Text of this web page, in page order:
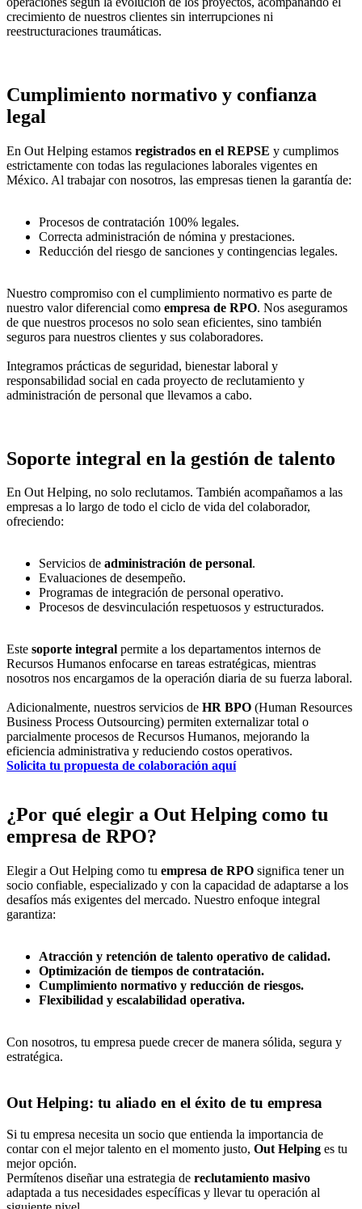
crecimiento de nuestros clientes sin interrupciones ni
reestructuraciones traumáticas.
Cumplimiento normativo y confianza
legal
En Out Helping estamos registrados en el REPSE y cumplimos
estrictamente con todas las regulaciones laborales vigentes en
México. Al trabajar con nosotros, las empresas tienen la garantía de:
Procesos de contratación 100% legales.
Correcta administración de nómina y prestaciones.
Reducción del riesgo de sanciones y contingencias legales.
Nuestro compromiso con el cumplimiento normativo es parte de
nuestro valor diferencial como empresa de RPO. Nos aseguramos
de que nuestros procesos no solo sean eficientes, sino también
seguros para nuestros clientes y sus colaboradores.
Integramos prácticas de seguridad, bienestar laboral y
responsabilidad social en cada proyecto de reclutamiento y
administración de personal que llevamos a cabo.
Soporte integral en la gestión de talento
En Out Helping, no solo reclutamos. También acompañamos a las
empresas a lo largo de todo el ciclo de vida del colaborador,
ofreciendo:
Servicios de administración de personal.
Evaluaciones de desempeño.
Programas de integración de personal operativo.
Procesos de desvinculación respetuosos y estructurados.
Este soporte integral permite a los departamentos internos de
Recursos Humanos enfocarse en tareas estratégicas, mientras
nosotros nos encargamos de la operación diaria de su fuerza laboral.
Adicionalmente, nuestros servicios de HR BPO (Human Resources
Business Process Outsourcing) permiten externalizar total o
parcialmente procesos de Recursos Humanos, mejorando la
eficiencia administrativa y reduciendo costos operativos.
Solicita tu propuesta de colaboración aquí
¿Por qué elegir a Out Helping como tu
empresa de RPO?
Elegir a Out Helping como tu empresa de RPO significa tener un
socio confiable, especializado y con la capacidad de adaptarse a los
desafíos más exigentes del mercado. Nuestro enfoque integral
garantiza:
Atracción y retención de talento operativo de calidad.
Optimización de tiempos de contratación.
Cumplimiento normativo y reducción de riesgos.
Flexibilidad y escalabilidad operativa.
Con nosotros, tu empresa puede crecer de manera sólida, segura y
estratégica.
Out Helping: tu aliado en el éxito de tu empresa
Si tu empresa necesita un socio que entienda la importancia de
contar con el mejor talento en el momento justo, Out Helping es tu
mejor opción.
Permítenos diseñar una estrategia de reclutamiento masivo
adaptada a tus necesidades específicas y llevar tu operación al